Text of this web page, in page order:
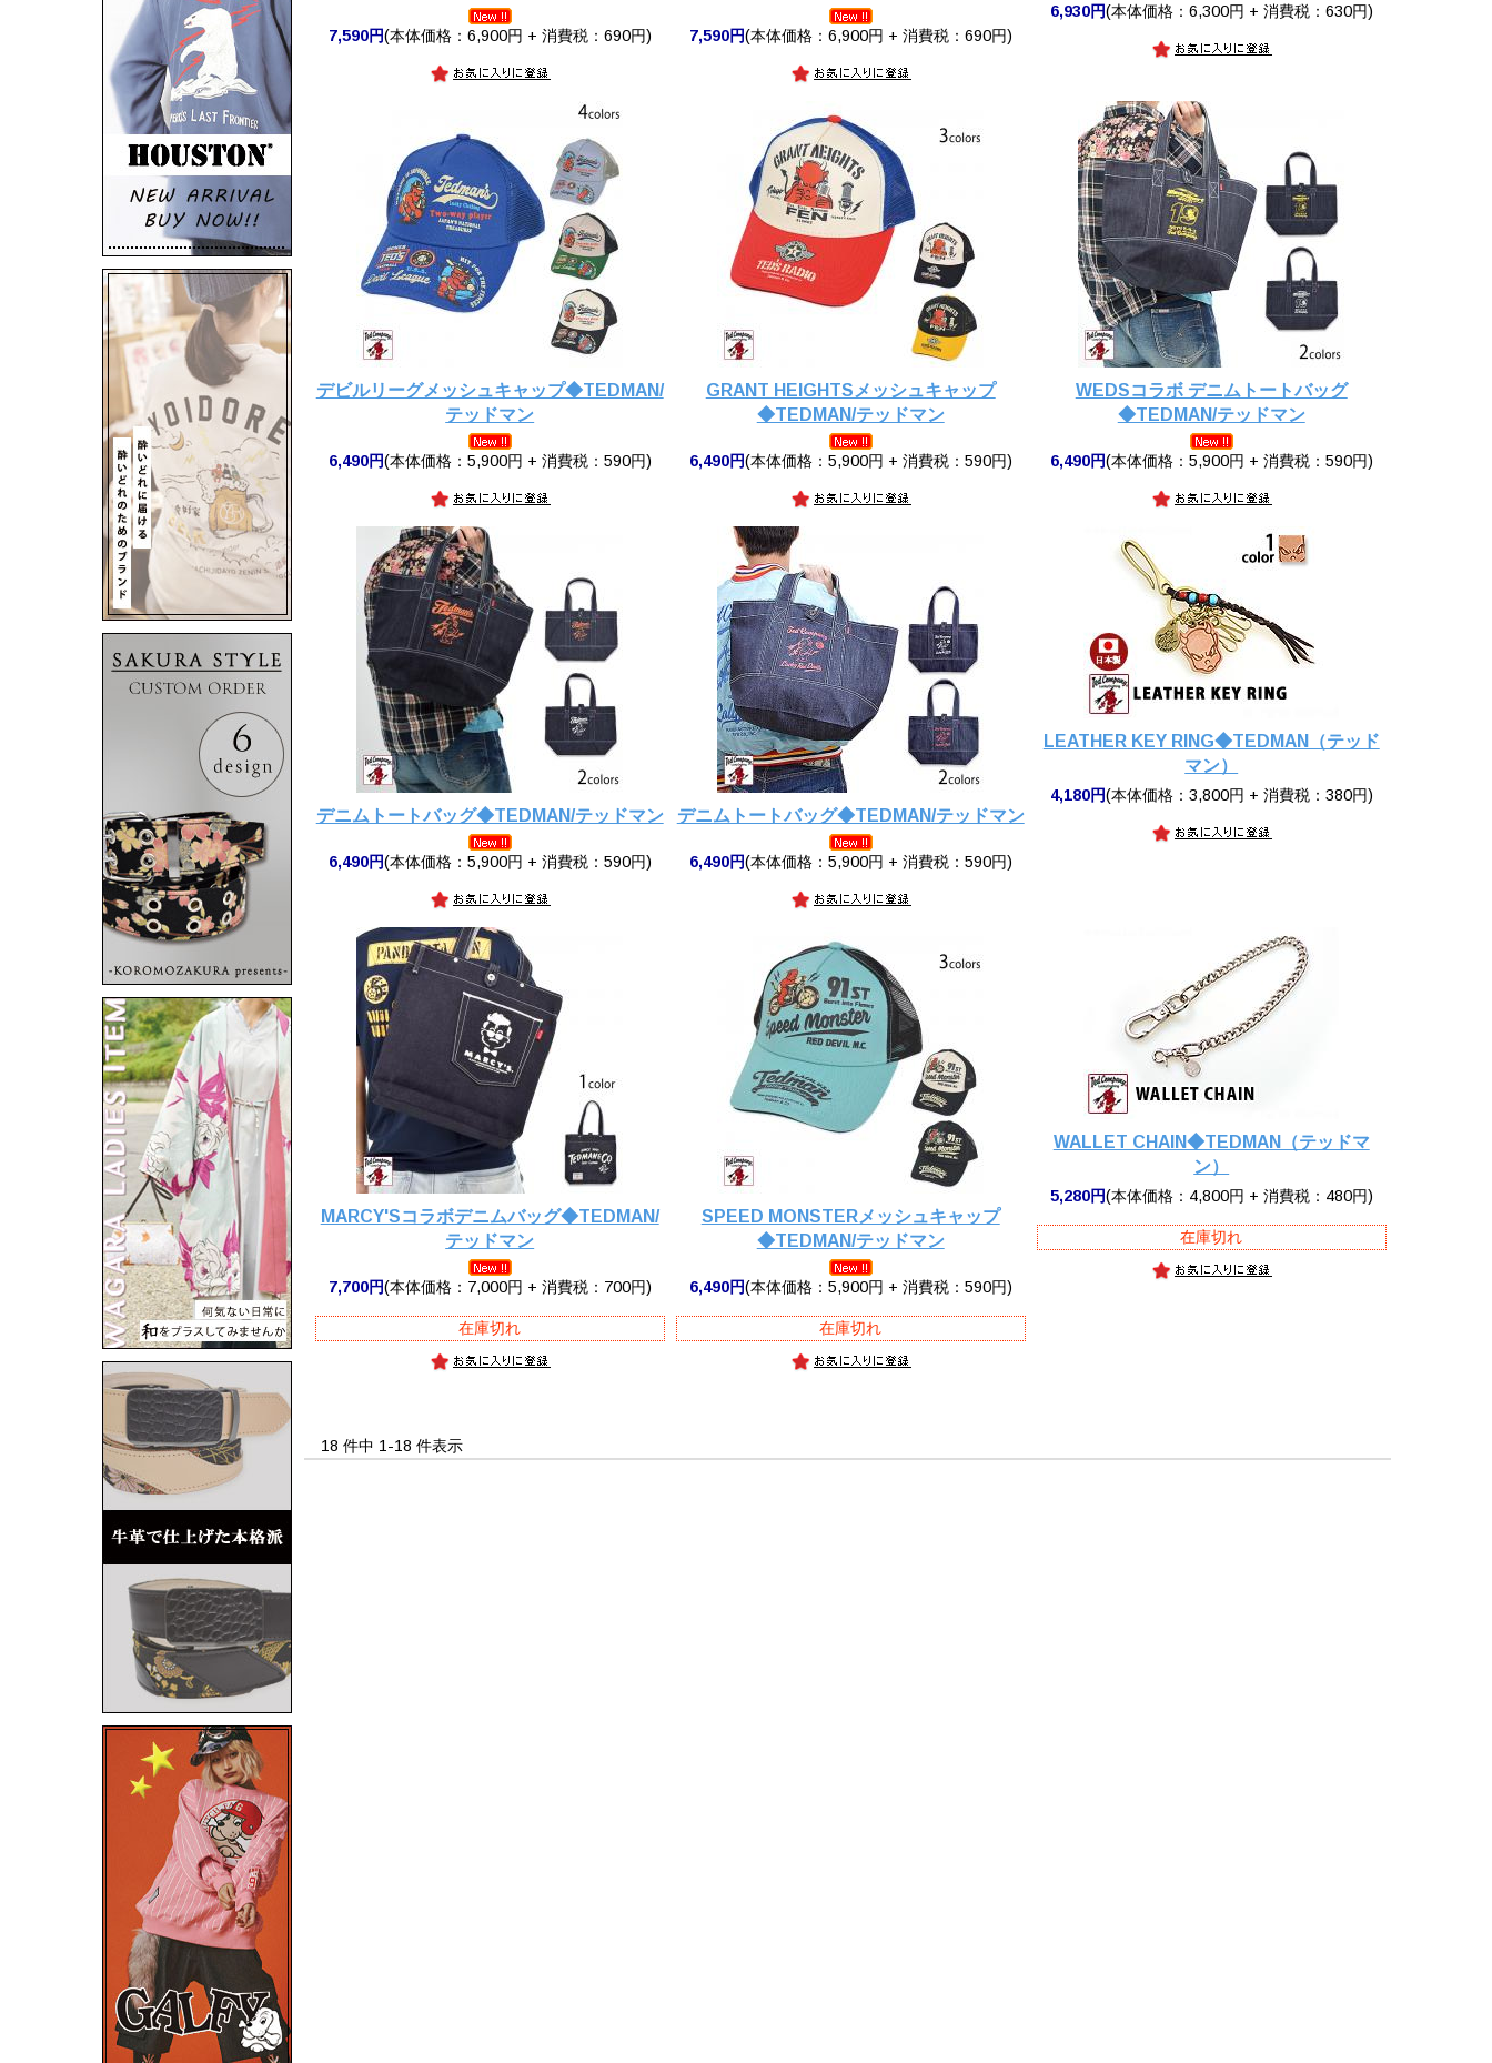
7,590円(本体価格：6,900円 + 消費税：690円) 7,590円(本体価格：6,900円 + 消費税：690円)
6,930円(本体価格：6,300円 + 消費税：630円)
デビルリーグメッシュキャップ◆TEDMAN/
テッドマン
6,490円(本体価格：5,900円 + 消費税：590円)
GRANT HEIGHTSメッシュキャップ
◆TEDMAN/テッドマン
6,490円(本体価格：5,900円 + 消費税：590円)
WEDSコラボ デニムトートバッグ
◆TEDMAN/テッドマン
6,490円(本体価格：5,900円 + 消費税：590円)
デニムトートバッグ◆TEDMAN/テッドマン
6,490円(本体価格：5,900円 + 消費税：590円)
デニムトートバッグ◆TEDMAN/テッドマン
6,490円(本体価格：5,900円 + 消費税：590円)
LEATHER KEY RING◆TEDMAN（テッド
マン）
4,180円(本体価格：3,800円 + 消費税：380円)
MARCY'Sコラボデニムバッグ◆TEDMAN/
テッドマン
7,700円(本体価格：7,000円 + 消費税：700円)
在庫切れ
SPEED MONSTERメッシュキャップ
◆TEDMAN/テッドマン
6,490円(本体価格：5,900円 + 消費税：590円)
在庫切れ
WALLET CHAIN◆TEDMAN（テッドマ
ン）
5,280円(本体価格：4,800円 + 消費税：480円)
在庫切れ
18 件中 1-18 件表示